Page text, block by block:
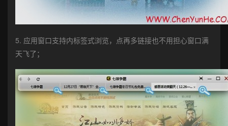
5. 应用窗口支持内标签式浏览，点再多链接也不用担心窗口满
天飞了；